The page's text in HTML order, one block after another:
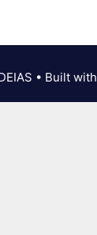
• Built with